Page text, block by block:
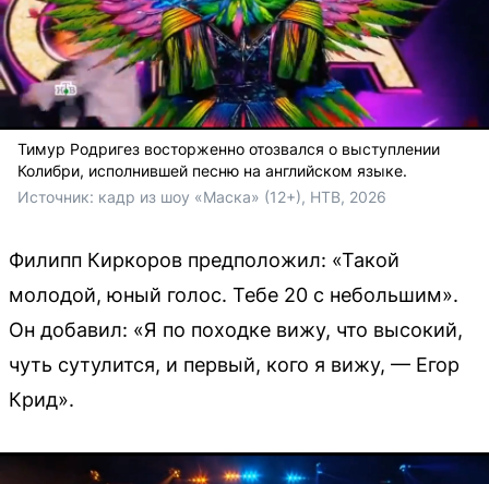
Тимур Родригез восторженно отозвался о выступлении
Колибри, исполнившей песню на английском языке.
Источник: кадр из шоу «Маска» (12+), НТВ, 2026
Филипп Киркоров предположил: «Такой
молодой, юный голос. Тебе 20 с небольшим».
Он добавил: «Я по походке вижу, что высокий,
чуть сутулится, и первый, кого я вижу, — Егор
Крид».